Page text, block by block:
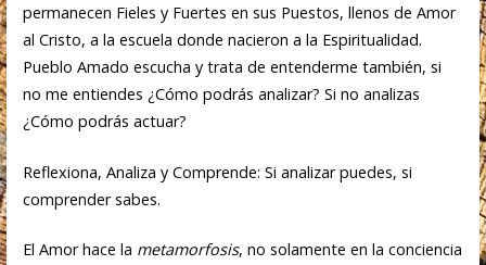
permanecen Fieles y Fuertes en sus Puestos, llenos de Amor
al Cristo, a la escuela donde nacieron a la Espiritualidad.
Pueblo Amado escucha y trata de entenderme también, si
no me entiendes ¿Cómo podrás analizar? Si no analizas
¿Cómo podrás actuar?
Reflexiona, Analiza y Comprende: Si analizar puedes, si
comprender sabes.
El Amor hace la metamorfosis, no solamente en la conciencia